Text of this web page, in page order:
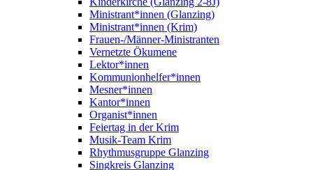
Ministrant*innen (Glanzing)
Ministrant*innen (Krim)
Frauen-/Männer-Ministranten
Vernetzte Ökumene
Lektor*innen
Kommunionhelfer*innen
Mesner*innen
Kantor*innen
Organist*innen
Feiertag in der Krim
Musik-Team Krim
Rhythmusgruppe Glanzing
Singkreis Glanzing